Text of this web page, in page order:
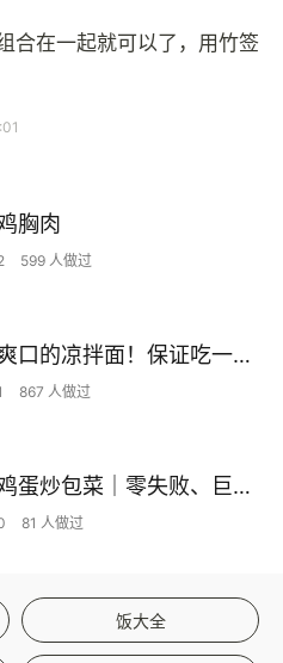
合在一起就可以了，用竹签
胸肉
599 人做过
酸辣爽口的凉拌面！保证吃一次就上瘾
867 人做过
粉丝鸡蛋炒包菜｜零失败、巨下饭
81 人做过
饭大全